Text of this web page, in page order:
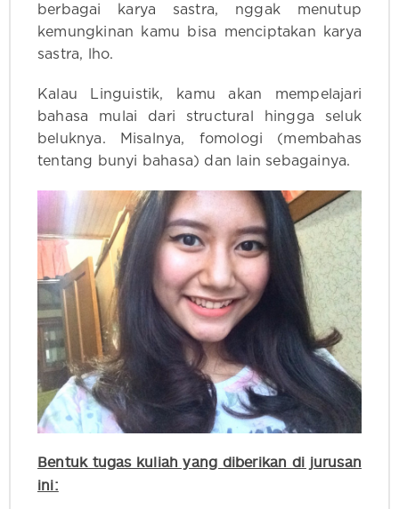
berbagai karya sastra, nggak menutup
kemungkinan kamu bisa menciptakan karya
sastra, lho.
Kalau Linguistik, kamu akan mempelajari
bahasa mulai dari structural hingga seluk
beluknya. Misalnya, fomologi (membahas
tentang bunyi bahasa) dan lain sebagainya.
Bentuk tugas kuliah yang diberikan di jurusan
ini: